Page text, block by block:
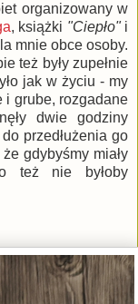
organizowany w
, książki "Ciepło"i
mnie obce osoby.
też były zupełnie
jak w życiu - my
i grube, rozgadane
dwie godziny
przedłużenia go
gdybyśmy miały
też nie byłoby